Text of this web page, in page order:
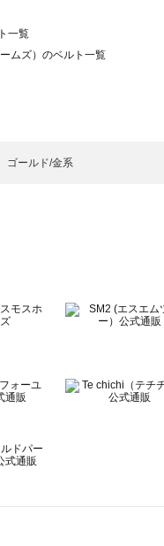
一覧
ムズ）のベルト一覧
ンサモスモス）のベルト一覧
ゴム）のベルト一覧
一覧
ゴールド/金系